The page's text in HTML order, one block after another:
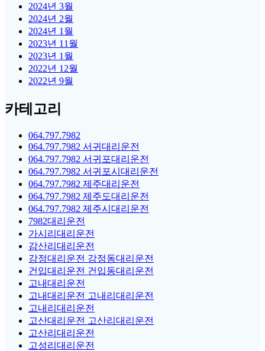
2024년 3월
2024년 2월
2024년 1월
2023년 11월
2023년 1월
2022년 12월
2022년 9월
카테고리
064.797.7982
064.797.7982 서귀대리운전
064.797.7982 서귀포대리운전
064.797.7982 서귀포시대리운전
064.797.7982 제주대리운전
064.797.7982 제주도대리운전
064.797.7982 제주시대리운전
7982대리운전
가시리대리운전
감산리대리운전
강정대리운전 강정동대리운전
건입대리운전 건입동대리운전
고내대리운전
고내대리운전 고내리대리운전
고내리대리운전
고산대리운전 고산리대리운전
고산리대리운전
고성리대리운전